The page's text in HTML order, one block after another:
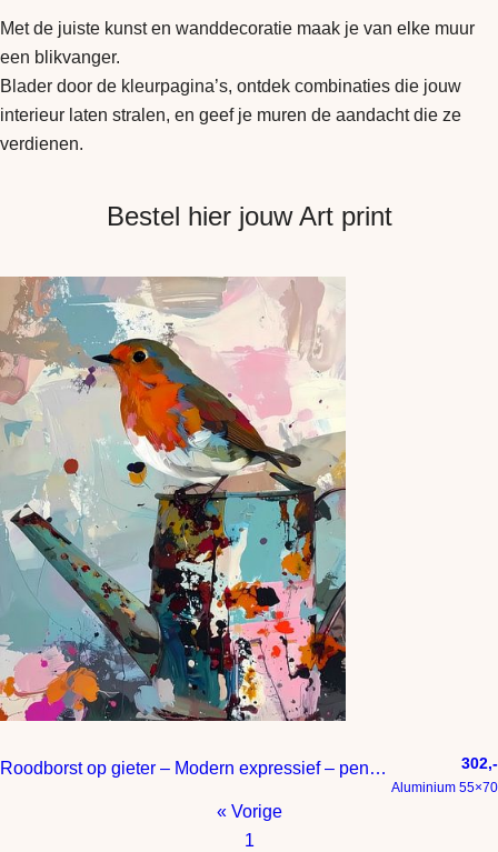
Met de juiste kunst en wanddecoratie maak je van elke muur
een blikvanger.
Blader door de kleurpagina’s, ontdek combinaties die jouw
interieur laten stralen, en geef je muren de aandacht die ze
verdienen.
Bestel hier jouw Art print
Roodborst op gieter – Modern expressief – penseelstreken en abstracte kleurige vlakken 302,-
Aluminium 55×70
« Vorige
1